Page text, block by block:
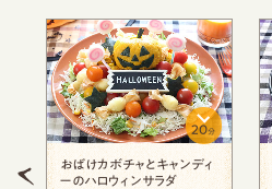
おばけカボチャとキャンディ
ーのハロウィンサラダ
20分